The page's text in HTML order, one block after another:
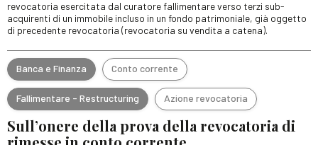
revocatoria esercitata dal curatore fallimentare verso terzi sub-
acquirenti di un immobile incluso in un fondo patrimoniale, già oggetto
di precedente revocatoria (revocatoria su vendita a catena).
Banca e Finanza Conto corrente
Fallimentare - Restructuring Azione revocatoria
Sull’onere della prova della revocatoria di